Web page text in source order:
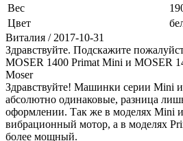
Вес
Цвет
Виталия / 2017-10-31
Здравствуйте. Подскажите
MOSER 1400 Primat Mini и MOSER
Moser
Здравствуйте! Машинки серии Mini
абсолютно одинаковые, разница
оформлении. Так же в моделях Mini
вибрационный мотор, а в моделях
более мощный.